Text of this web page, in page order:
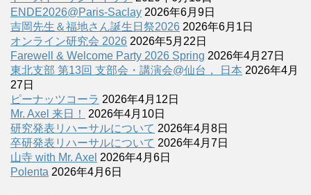
ENDE2026@Paris-Saclay 2026年6月9日
吉岡先生＆福地さん誕生日祭2026 2026年6月1日
オンライン研究会 2026 2026年5月22日
Farewell & Welcome Party 2026 Spring 2026年4月27日
東北支部 第13回 支部会・講演会@仙台， 日本 2026年4月
27日
ピーナッツコーラ 2026年4月12日
Mr. Axel 来日！
2026年4月10日
研究発表リハーサルについて 2026年4月8日
卒研発表リハーサルについて 2026年4月7日
山寺 with Mr. Axel 2026年4月6日
Polenta 2026年4月6日